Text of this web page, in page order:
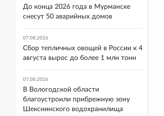
До конца 2026 года в Мурманске
снесут 50 аварийных домов
07.08.2026
Сбор тепличных овощей в России к 4
августа вырос до более 1 млн тонн
07.08.2026
В Вологодской области
благоустроили прибрежную зону
Шекснинского водохранилища